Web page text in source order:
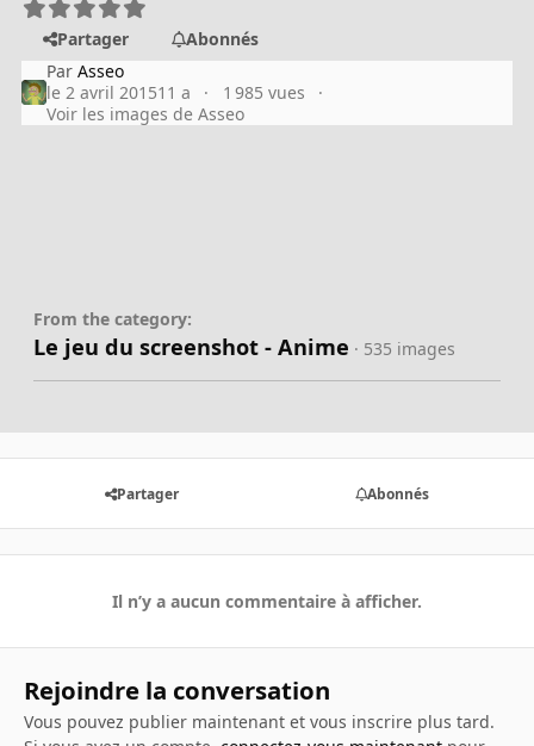
Partager
Abonnés
ParAsseo
le 2 avril 201511 a
1 985 vues
Voir les images de Asseo
From the category:
Le jeu du screenshot - Anime · 535 images
Partager Abonnés
Il n’y a aucun commentaire à afficher.
Rejoindre la conversation
Vous pouvez publier maintenant et vous inscrire plus tard.